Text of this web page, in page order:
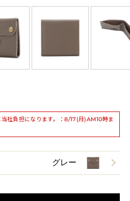
社負担になります。：8/17(月)AM10時ま
グレー